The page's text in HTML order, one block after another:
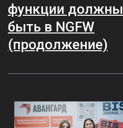
функции должны
быть в NGFW
(продолжение)